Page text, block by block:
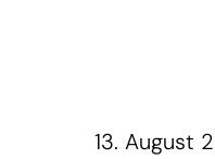
13. August